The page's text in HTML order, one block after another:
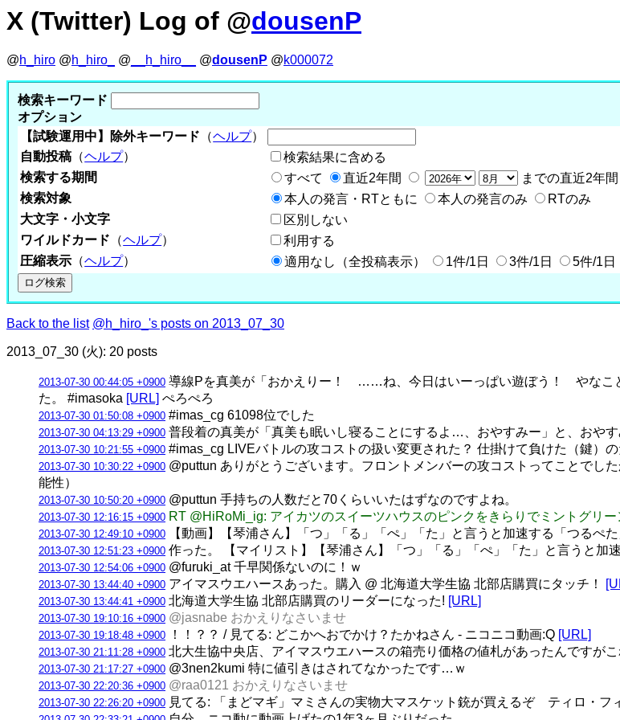
X (Twitter) Log of @dousenP
@h_hiro @h_hiro_ @ __h_hiro__ @dousenP @k000072
検索キーワード
オプション
【試験運用中】除外キーワード （ヘルプ）
自動投稿 （ヘルプ）
検索結果に含める
検索する期間
すべて 直近2年間
までの直近2年間
検索対象
本人の発言・RTともに 本人の発言のみ
RTのみ
大文字・小文字
区別しない
ワイルドカード （ヘルプ）
利用する
圧縮表示 （ヘルプ） 適用なし（全投稿表示） 1件/1日 3件/1日 5件/1日
Back to the list @h_hiro_'s posts on 2013_07_30
2013_07_30 (火): 20 posts
2013-07-30 00:44:05 +0900 導線Pを真美が「おかえりー！ ……ね、今日はいーっぱい遊ぼう！ やなこ
た。 #imasoka [URL] ぺろぺろ
2013-07-30 01:50:08 +0900 #imas_cg 61098位でした
2013-07-30 04:13:29 +0900 普段着の真美が「真美も眠いし寝ることにするよ…、おやすみー」と、おや
2013-07-30 10:21:55 +0900 #imas_cg LIVEバトルの攻コストの扱い変更された？ 仕掛けて負けた（鍵）
2013-07-30 10:30:22 +0900 @puttun ありがとうございます。フロントメンバーの攻コストってことでし
能性）
2013-07-30 10:50:20 +0900 @puttun 手持ちの人数だと70くらいいたはずなのですよね。
2013-07-30 12:16:15 +0900 RT @HiRoMi_ig: アイカツのスイーツハウスのピンクをきらりでミントグリ
2013-07-30 12:49:10 +0900 【動画】【琴浦さん】「つ」「る」「ぺ」「た」と言うと加速する「つるぺた
2013-07-30 12:51:23 +0900 作った。 【マイリスト】【琴浦さん】「つ」「る」「ぺ」「た」と言うと加
2013-07-30 12:54:06 +0900 @furuki_at 千早関係ないのに！ｗ
2013-07-30 13:44:40 +0900 アイマスウエハースあった。購入 @ 北海道大学生協 北部店購買にタッチ！
2013-07-30 13:44:41 +0900 北海道大学生協 北部店購買のリーダーになった! [URL]
2013-07-30 19:10:16 +0900 @jasnabe おかえりなさいませ
2013-07-30 19:18:48 +0900 ！！？？ / 見てる: どこかへおでかけ？たかねさん - ニコニコ動画:Q [URL]
2013-07-30 21:11:28 +0900 北大生協中央店、アイマスウエハースの箱売り価格の値札があったんですが
2013-07-30 21:17:27 +0900 @3nen2kumi 特に値引きはされてなかったです…ｗ
2013-07-30 22:20:36 +0900 @raa0121 おかえりなさいませ
2013-07-30 22:26:20 +0900 見てる: 「まどマギ」マミさんの実物大マスケット銃が買えるぞ ティロ・フ